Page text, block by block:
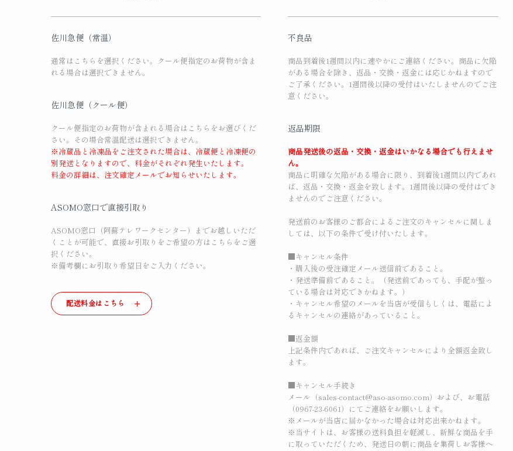
佐川急便（常温）
通常はこちらを選択ください。クール便指定のお荷物が含ま
れる場合は選択できません。
佐川急便（クール便）
クール便指定のお荷物が含まれる場合はこちらをお選びくだ
さい。その場合常温配送は選択できません。
※冷蔵品と冷凍品をご注文された場合は、冷蔵便と冷凍便の
別発送となりますので、料金がそれぞれ発生いたします。
料金の詳細は、注文確定メールでお知らせいたします。
ASOMO窓口で直接引取り
ASOMO窓口（阿蘇テレワークセンター）までお越しいただ
くことが可能で、直接お引取りをご希望の方はこちらをご選
択ください。
※備考欄にお引取り希望日をご入力ください。
配送料金はこちら
不良品
商品到着後1週間以内に速やかにご連絡ください。商品に欠陥
がある場合を除き、返品・交換・返金には応じかねますので
ご了承ください。1週間後以降の受付はいたしませんのでご注
意ください。
返品期限
商品発送後の返品・交換・返金はいかなる場合でも行えませ
ん。
商品に明確な欠陥がある場合に限り、到着後1週間以内であれ
ば、返品・交換・返金を致します。1週間後以降の受付はでき
ませんのでご注意ください。
発送前のお客様のご都合によるご注文のキャンセルに関しま
しては、以下の条件で受け付いたします。
■キャンセル条件
・購入後の受注確定メール送信前であること。
・発送準備前であること。（発送前であっても、手配が整っ
ている場合は対応できかねます。）
・キャンセル希望のメールを当店が受信もしくは、電話によ
るキャンセルの連絡があっていること。
■返金額
上記条件内であれば、ご注文キャンセルにより全額返金致し
ます。
■キャンセル手続き
メール（sales-contact@aso-asomo.com）および、お電話
（0967-23-6061）にてご連絡をお願いします。
※メールが当店に届かなかった場合は対応出来かねます。
※当サイトは、お客様の送料負担を軽減し、新鮮な商品を手
に取っていただくため、発送日の朝に商品を集荷しお客様へ